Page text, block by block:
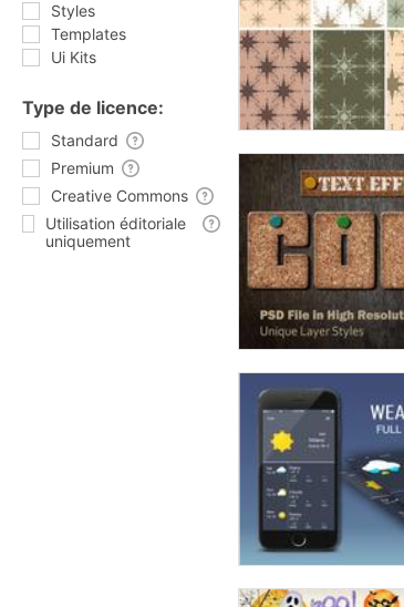
Styles
Templates
Ui Kits
Type de licence:
Standard
Premium
Creative Commons
Utilisation éditoriale
uniquement